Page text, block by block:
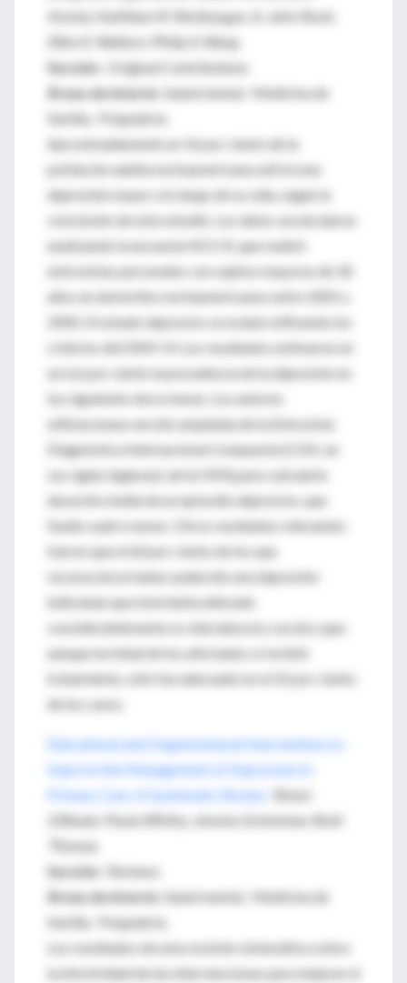
Koretz; Kathleen R. Merikangas; A. John Rush;
Ellen E. Walters; Philip S. Wang
Sección
: Original Contributions
Áreas de interés : Salud mental. Medicina de
familia. Psiquiatría.
Aproximadamente un 16 por ciento de la
población adulta norteamericana sufrirá una
depresión mayor a lo largo de su vida, según la
conclusión de este estudio. Los datos secalcularon
analizando la encuesta NCS-R, que realizó
entrevistas personales con sujetos mayores de 18
años en domicilios norteamericanos entre 2001 y
2002. El estado depresivo se evaluó utilizando los
criterios del DSM-IV. Los resultados estimaron en
un 6,6 por ciento la prevalencia de la depresión en
los siguientes doce meses. Los autores
utilizaronuna versión ampliada de la Entrevista
Diagnóstica Internacional Compuesta (CIDI, en
sus siglas inglesas), de la OMS,para calcularla
duración media de un episodio depresivo, que
fuede cuatro meses. Otros resultados relevantes
fueron que el 60 por ciento de los que
reconocieron haber padecido una depresión
indicaban que ésta había alterado
considerablemente su vida laboral y social y que,
aunque la mitad de los afectados sí recibió
tratamiento, sólo fue adecuado en el 22 por ciento
de los casos.
Educational and Organizational Interventions to
Improve the Management of Depression in
Primary Care: A Systematic Review
Simon
Gilbody; Paula Whitty; Jeremy Grimshaw; Ruth
Thomas
Sección
: Reviews
Áreas de interés:
Salud mental. Medicina de
familia. Psiquiatría.
Los resultados de esta revisión sistemática sobre
la efectividad de las intervenciones para mejorar el